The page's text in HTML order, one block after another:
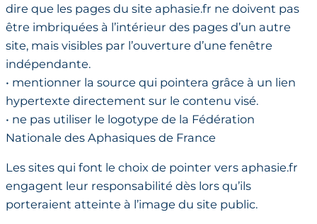
dire que les pages du site aphasie.fr ne doivent pas
être imbriquées à l’intérieur des pages d’un autre
site, mais visibles par l’ouverture d’une fenêtre
indépendante.
• mentionner la source qui pointera grâce à un lien
hypertexte directement sur le contenu visé.
• ne pas utiliser le logotype de la Fédération
Nationale des Aphasiques de France
Les sites qui font le choix de pointer vers aphasie.fr
engagent leur responsabilité dès lors qu’ils
porteraient atteinte à l’image du site public.